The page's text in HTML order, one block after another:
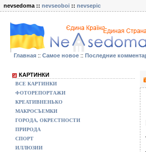
nevsedoma :: nevseoboi :: nevsepic
Главная :: Самое новое :: Последние
КАРТИНКИ
ВСЕ КАРТИНКИ
ФОТОРЕПОРТАЖИ
КРЕАТИВНЕНЬКО
МАКРОСЪЕМКИ
ГОРОДА, ОКРЕСТНОСТИ
ПРИРОДА
СПОРТ
ИЛЛЮЗИИ